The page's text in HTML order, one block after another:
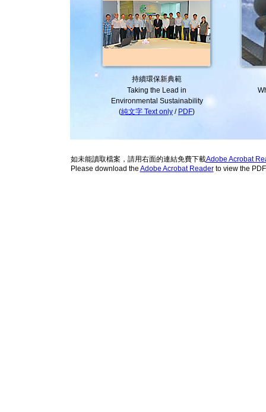
持續環保新典範
Taking the Lead in
Environmental Sustainability
(純文字 Text only / PDF)
如未能讀取檔案，請用右面的連結免費下載Adobe Acrobat
Please download the Adobe Acrobat Readerto view the